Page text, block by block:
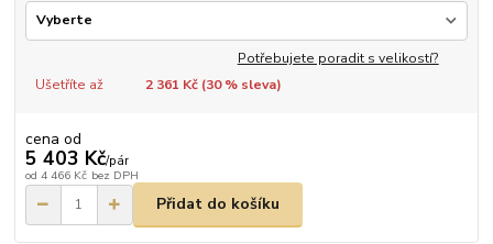
Potřebujete poradit s velikostí?
Ušetříte až
2 361 Kč (30% sleva)
cena od
5 403 Kč/pár
od 4 466 Kč bez DPH
Přidat do košíku